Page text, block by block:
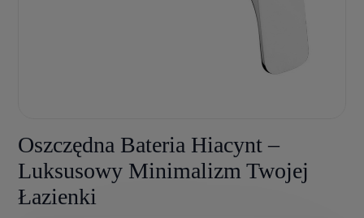
Oszczędna Bateria Hiacynt –
Luksusowy Minimalizm Twojej
Łazienki